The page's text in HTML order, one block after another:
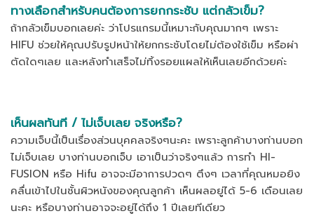
ทางเลือกสำหรับคนต้องการยกกระชับ แต่กลัวเข็ม?
ถ้ากลัวเข็มบอกเลยค่ะ ว่าโปรแกรมนี้เหมาะกับคุณมากๆ เพราะ
HIFU ช่วยให้คุณปรับรูปหน้าให้ยกกระชับโดยไม่ต้องใช้เข็ม หรือผ่า
ตัดใดๆเลย และหลังทำเสร็จไม่ทิ้งรอยแผลให้เห็นเลยอีกด้วยค่ะ
เห็นผลทันที / ไม่เจ็บเลย จริงหรือ?
ความเจ็บนี้เป็นเรื่องส่วนบุคคลจริงๆนะคะ เพราะลูกค้าบางท่านบอก
ไม่เจ็บเลย บางท่านบอกเจ็บ เอาเป็นว่าจริงๆแล้ว การทำ HI-
FUSION หรือ Hifu อาจจะมีอาการปวดๆ ตึงๆ เวลาที่คุณหมอยิง
คลื่นเข้าไปในชั้นผิวหนังของคุณลูกค้า เห็นผลอยู่ได้ 5-6 เดือนเลย
นะคะ หรือบางท่านอาจจะอยู่ได้ถึง 1 ปีเลยทีเดียว